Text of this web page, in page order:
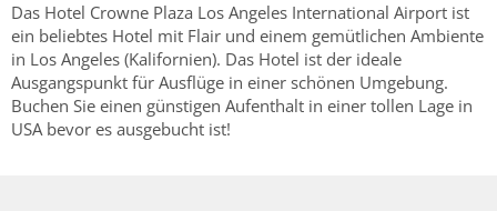
Das Hotel Crowne Plaza Los Angeles International Airport ist
ein beliebtes Hotel mit Flair und einem gemütlichen Ambiente
in Los Angeles (Kalifornien). Das Hotel ist der ideale
Ausgangspunkt für Ausflüge in einer schönen Umgebung.
Buchen Sie einen günstigen Aufenthalt in einer tollen Lage in
USA bevor es ausgebucht ist!